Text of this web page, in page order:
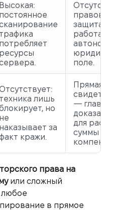
Высокая:
постоянное
трафика
потребляет
ресурсы
правовая
защита
работает
поле.
техника лишь
но
не
наказывает за
кражи.
Прямая:
—
для
суммы
права на
или сложный
в прямое